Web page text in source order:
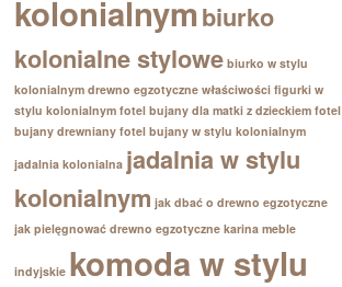
kolonialnymbiurko
kolonialne stylowe biurko w stylu
kolonialnym drewno egzotyczne właściwości figurki w
stylu kolonialnym fotel bujany dla matki z dzieckiem fotel
bujany drewniany fotel bujany w stylu kolonialnym
jadalnia kolonialna jadalnia w stylu
kolonialnym jak dbać o drewno egzotyczne
jak pielęgnować drewno egzotyczne karina meble
indyjskie komoda w stylu